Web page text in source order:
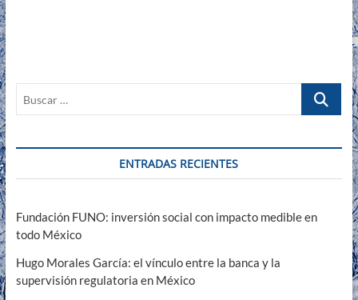
Buscar
ENTRADAS RECIENTES
Fundación FUNO: inversión social con impacto medible en
todo México
Hugo Morales García: el vínculo entre la banca y la
supervisión regulatoria en México